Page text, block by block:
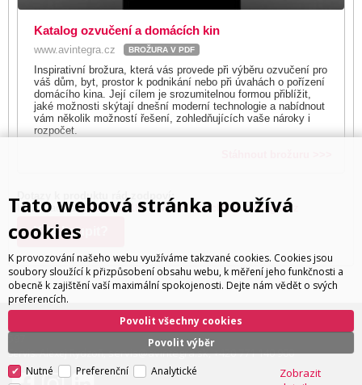
Katalog ozvučení a domácích kin
www.avintegra.cz BROŽURA V PDF
Inspirativní brožura, která vás provede při výběru ozvučení pro
váš dům, byt, prostor k podnikání nebo při úvahách o pořízení
domácího kina. Její cílem je srozumitelnou formou přiblížit,
jaké možnosti skýtají dnešní moderní technologie a nabídnout
vám několik možností řešení, zohledňujících vaše nároky i
rozpočet.
Dotazy k produktu rád zodpoví:
Ivan Trachta,+420 602 180 597, ivan.trachta@avintegra.cz
Kde koupit?
ivan.trachta@avintegra.cz
597
Servis: Alexej Rydzoň,servis@avintegra.sk,+420 771 140 900
Tato webová stránka používá
cookies
K provozování našeho webu využíváme takzvané cookies. Cookies jsou
soubory sloužící k přizpůsobení obsahu webu, k měření jeho funkčnosti a
obecně k zajištění vaší maximální spokojenosti. Dejte nám vědět o svých
preferencích.
Povolit výběr
Povolit všechny cookies
Nutné Preferenční
Analytické
Zobrazit